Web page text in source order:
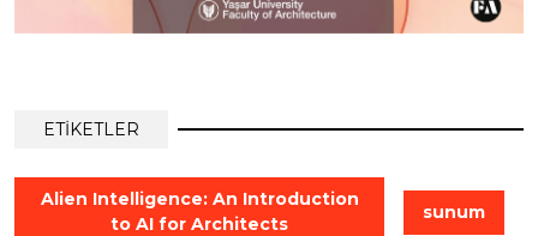
ETİKETLER
Alien Intelligence: An Introduction
to AI for Architects
sunum